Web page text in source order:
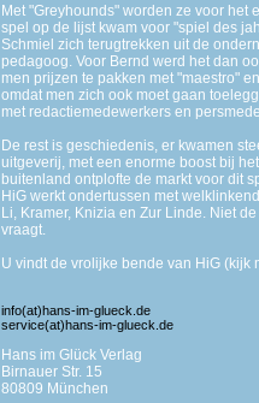
Met "Greyhounds" worden ze voor het
spel op de lijst kwam voor "spiel des
Schmiel zich terugtrekken uit de
pedagoog. Voor Bernd werd het dan
men prijzen te pakken met "maestro"
omdat men zich ook moet gaan
met redactiemedewerkers en
De rest is geschiedenis, er kwamen
uitgeverij, met een enorme boost bij
buitenland ontplofte de markt voor dit
HiG werkt ondertussen met
Li, Kramer, Knizia en Zur Linde. Niet
vraagt.
U vindt de vrolijke bende van HiG (kijk
info(at)hans-im-glueck.de
service(at)hans-im-glueck.de
Hans im Glück Verlag
Birnauer Str. 15
80809 München